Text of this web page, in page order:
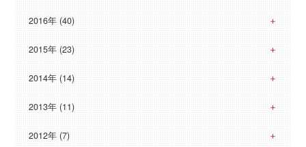
2016年 (40)
2015年 (23)
2014年 (14)
2013年 (11)
2012年 (7)